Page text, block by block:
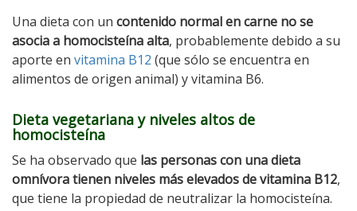
Una dieta con un contenido normal en carne no se
asocia a homocisteína alta, probablemente debido a su
aporte en vitamina B12 (que sólo se encuentra en
alimentos de origen animal) y vitamina B6.
Dieta vegetariana y niveles altos de
homocisteína
Se ha observado que las personas con una dieta
omnívora tienen niveles más elevados de vitamina B12,
que tiene la propiedad de neutralizar la homocisteína.